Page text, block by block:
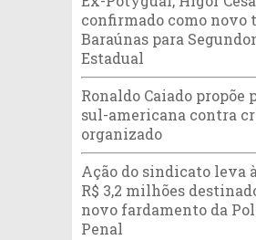
confirmado como novo
Baraúnas para
Estadual
Ronaldo Caiado propõe
sul-americana contra
organizado
Ação do sindicato leva
R$ 3,2 milhões
novo fardamento da
Penal